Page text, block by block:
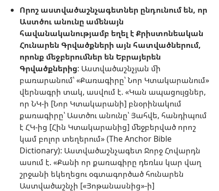
Որոշ աստվածաշնչագետներ ընդունում են, որ
Աստծու անունը ամենայն
հավանականությամբ եղել է Քրիստոնեական
Հունարեն Գրվածքների այն հատվածներում,
որոնք մեջբերումներ են Եբրայերեն
Գրվածքներից: Աստվածաշնչյան մի
բառարանում՝ «Քառագիրը՝ Նոր Կտակարանում»
վերնագրի տակ, ասվում է. «Կան ապացույցներ,
որ ՆԿ-ի [Նոր Կտակարանի] բնօրինակում
քառագիրը՝ Աստծու անունը՝ Յահվե, հանդիպում
է ՀԿ-ից [Հին Կտակարանից] մեջբերված որոշ
կամ բոլոր տեղերում» (The Anchor Bible
Dictionary): Աստվածաշնչագետ Ջորջ Հովարդն
ասում է. «Քանի որ քառագիրը դեռևս կար վաղ
շրջանի եկեղեցու օգտագործած հունարեն
Աստվածաշնչի [«Յոթանասնից»-ի]